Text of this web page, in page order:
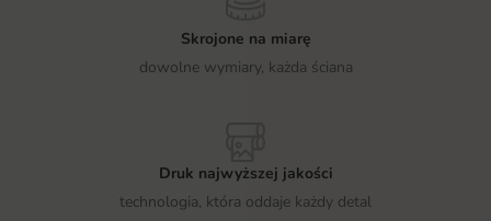
Skrojone na miarę
dowolne wymiary, każda ściana
Druk najwyższej jakości
technologia, która oddaje każdy detal